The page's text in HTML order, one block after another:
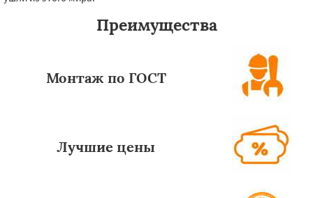
Преимущества
Монтаж по ГОСТ
Лучшие цены